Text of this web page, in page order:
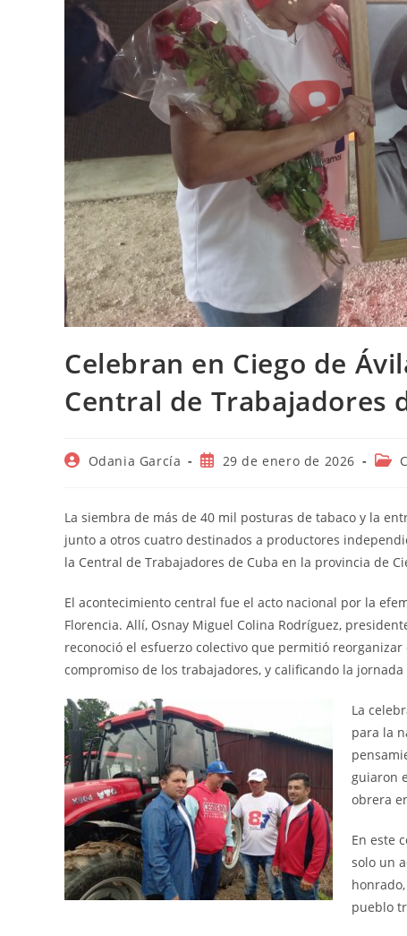
Celebran en Ciego de
Central de Trabajadores
Autor
entrada:
Odania García
Publicación
entrada:
29 de enero de 2026
La siembra de más de 40 mil posturas de tabaco y la
junto a otros cuatro destinados a productores
la Central de Trabajadores de Cuba en la provincia de
El acontecimiento central fue el acto nacional por la
Florencia. Allí, Osnay Miguel Colina Rodríguez,
reconoció el esfuerzo colectivo que permitió
compromiso de los trabajadores, y calificando la
La
para la
guiaron
obrera
En este
solo un
pueblo